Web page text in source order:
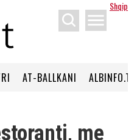
Shqip
menu
AT-BALLKANI ALBINFO.TV
me